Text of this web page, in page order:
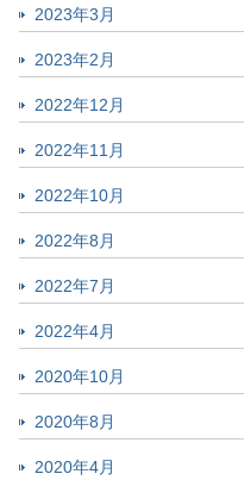
2023年3月
2023年2月
2022年12月
2022年11月
2022年10月
2022年8月
2022年7月
2022年4月
2020年10月
2020年8月
2020年4月